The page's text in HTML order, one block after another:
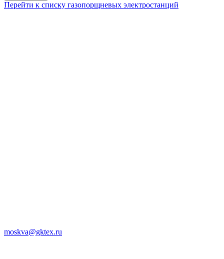
Перейти к списку газопорщневых электростанций
moskva@gktex.ru